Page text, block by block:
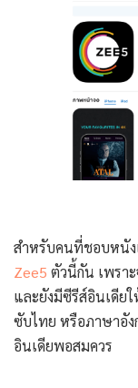
สำหรับคนที่ชอบหนัง
Zee5 ตัวนี้กัน เพรา
และยังมีซีรีส์อินเดียใ
ซับไทย หรือภาษาอั
อินเดียพอสมควร